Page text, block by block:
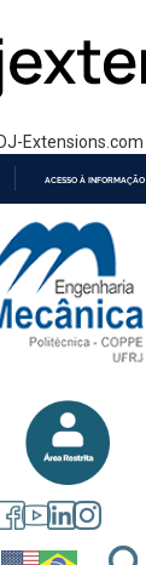
Extensions.com
PARA
CONTEÚDO
ACESSO À INFORMAÇÃO